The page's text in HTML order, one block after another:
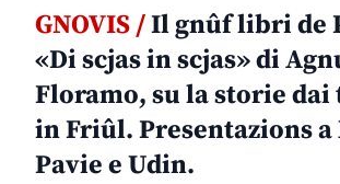
GNOVIS /Il gnûf libri de
«Di scjas in scjas» di
Floramo, su la storie dai
in Friûl. Presentazions a
Pavie e Udin.